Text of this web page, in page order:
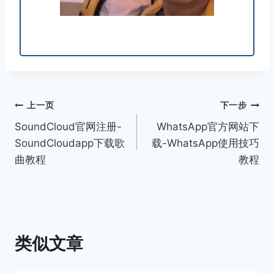
文
章
导
上一页
SoundCloud官网注册-
SoundCloudapp下载歌
曲教程
下一步
WhatsApp官方网站下
载-WhatsApp使用技巧
教程
类似文章